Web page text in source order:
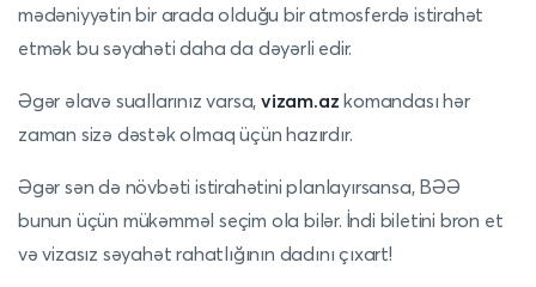
mədəniyyətin bir arada olduğu bir atmosferdə istirahət
etmək bu səyahəti daha da dəyərli edir.
Əgər əlavə suallarınız varsa, vizam.az komandası hər
zaman sizə dəstək olmaq üçün hazırdır.
Əgər sən də növbəti istirahətini planlayırsansa, BƏƏ
bunun üçün mükəmməl seçim ola bilər. İndi biletini bron et
və vizasız səyahət rahatlığının dadını çıxart!